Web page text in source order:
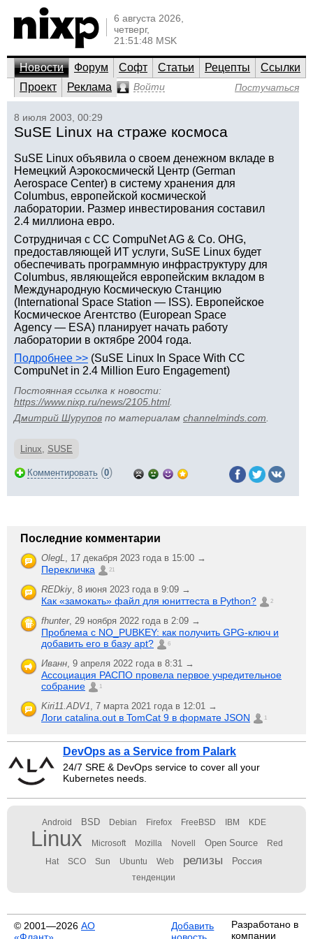
6 августа 2026,
четверг,
21:51:48 MSK
Новости Форум Софт Статьи Рецепты
Ссылки
Проект
Реклама Войти Постучаться
8 июля 2003, 00:29
SuSE Linux на страже космоса
SuSE Linux объявила о своем денежном вкладе в
Немецкий Аэрокосмическй Центр (German
Aerospace Center) в систему хранения для
Columbus, европейской космической
лаборатории. Размер инвестирования составил
2.4 миллиона евро.
Сотрудничая с CC CompuNet AG & Co. OHG,
предоставляющей ИТ услуги, SuSE Linux будет
обеспечивать программную инфраструктуру для
Columbus, являющейся европейским вкладом в
Международную Космическую Станцию
(International Space Station — ISS). Европейское
Космическое Агентство (European Space
Agency — ESA) планирует начать работу
лаборатории в октябре 2004 года.
Подробнее >> (SuSE Linux In Space With CC
CompuNet in 2.4 Million Euro Engagement)
Постоянная ссылка к новости:
https://www.nixp.ru/news/2105.html.
Дмитрий Шурупов по материалам channelminds.com
Linux, SUSE
Комментировать (0)
Последние комментарии
OlegL, 17 декабря 2023 года в 15:00 →
Перекличка 21
REDkiy, 8 июня 2023 года в 9:09 →
Как «замокать» файл для юниттеста в Python? 2
fhunter, 29 ноября 2022 года в 2:09 →
Проблема с NO_PUBKEY: как получить GPG-ключ и
добавить его в базу apt?
6
Иванн, 9 апреля 2022 года в 8:31 →
Ассоциация РАСПО провела первое учредительное
собрание
1
Kiri11.ADV1, 7 марта 2021 года в 12:01 →
Логи catalina.out в TomCat 9 в формате JSON 1
DevOps as a Service from Palark
24/7 SRE & DevOps service to cover all your
Kubernetes needs.
Android BSD Debian Firefox FreeBSD IBM KDE
Linux Microsoft Mozilla Novell Open Source Red
Hat SCO Sun Ubuntu Web релизы Россия
тенденции
© 2001—2026 АО
Добавить
Разработано в
компании